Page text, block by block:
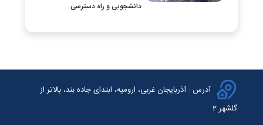
دانشجویی و راه دسترسی
آدرس : آذربایجان غربی، ارومیه، ابتدای جاده بند، بالاتر از
گلشهر 2